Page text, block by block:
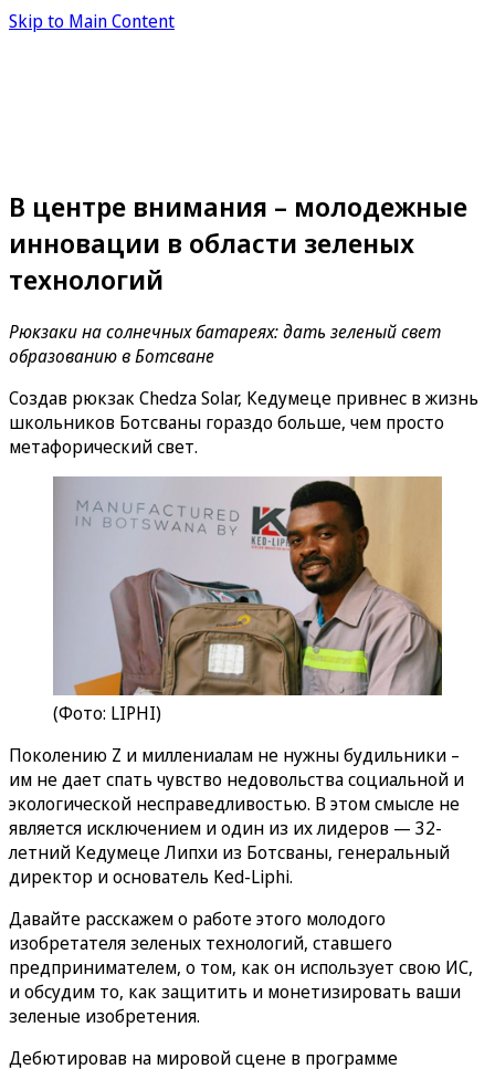
Skip to Main Content
В центре внимания – молодежные
инновации в области зеленых
технологий
Рюкзаки на солнечных батареях: дать зеленый свет
образованию в Ботсване
Создав рюкзак Chedza Solar, Кедумеце привнес в жизнь
школьников Ботсваны гораздо больше, чем просто
метафорический свет.
(Фото: LIPHI)
Поколению Z и миллениалам не нужны будильники –
им не дает спать чувство недовольства социальной и
экологической несправедливостью. В этом смысле не
является исключением и один из их лидеров — 32-
летний Кедумеце Липхи из Ботсваны, генеральный
директор и основатель Ked-Liphi.
Давайте расскажем о работе этого молодого
изобретателя зеленых технологий, ставшего
предпринимателем, о том, как он использует свою ИС,
и обсудим то, как защитить и монетизировать ваши
зеленые изобретения.
Дебютировав на мировой сцене в программе